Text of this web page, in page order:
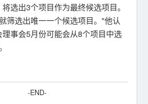
选出3个项目作为最终候选项目。
筛选出唯一一个候选项目。"他认
事会5月份可能会从8个项目中选
-END-